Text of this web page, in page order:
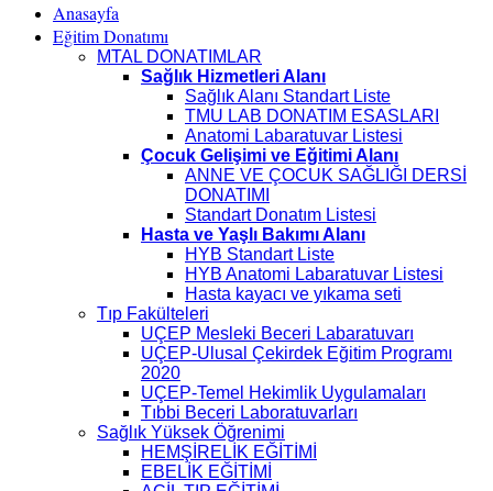
Anasayfa
Eğitim Donatımı
MTAL DONATIMLAR
Sağlık Hizmetleri Alanı
Sağlık Alanı Standart Liste
TMU LAB DONATIM ESASLARI
Anatomi Labaratuvar Listesi
Çocuk Gelişimi ve Eğitimi Alanı
ANNE VE ÇOCUK SAĞLIĞI DERSİ
DONATIMI
Standart Donatım Listesi
Hasta ve Yaşlı Bakımı Alanı
HYB Standart Liste
HYB Anatomi Labaratuvar Listesi
Hasta kayacı ve yıkama seti
Tıp Fakülteleri
UÇEP Mesleki Beceri Labaratuvarı
UÇEP-Ulusal Çekirdek Eğitim Programı
2020
UÇEP-Temel Hekimlik Uygulamaları
Tıbbi Beceri Laboratuvarları
Sağlık Yüksek Öğrenimi
HEMŞİRELİK EĞİTİMİ
EBELİK EĞİTİMİ